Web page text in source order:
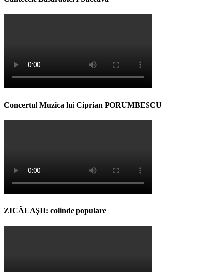
Concertul Muzica lui Ciprian PORUMBESCU
ZICĂLAŞII: colinde populare